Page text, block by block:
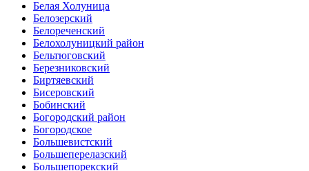
Белая Холуница
Белозерский
Белореченский
Белохолуницкий район
Бельтюговский
Березниковский
Биртяевский
Бисеровский
Бобинский
Богородский район
Богородское
Большевистский
Большеперелазский
Большепорекский